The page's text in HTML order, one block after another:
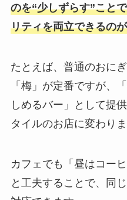
のを“少しずらす”こと
リティを両立できるの
たとえば、普通のおに
「梅」が定番ですが、
しめるバー」として提
タイルのお店に変わりま
カフェでも「昼はコー
と工夫することで、同